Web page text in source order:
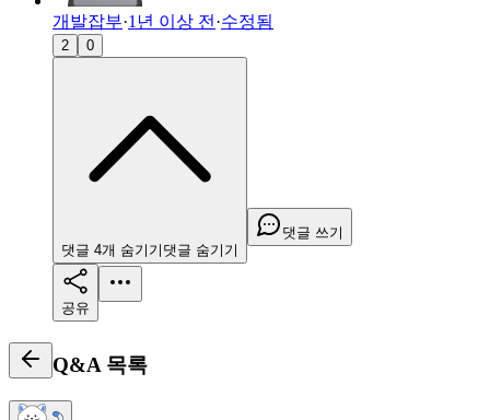
개발잡부·1년 이상 전 ·수정됨
2 0
댓글 4개 숨기기 댓글 숨기기
댓글 쓰기
공유
Q&A 목록